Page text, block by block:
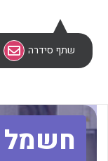
לכל מוצרי היצרן
שתף סידרה
חשמל